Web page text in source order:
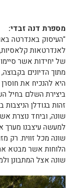
מספרת דנה זבדי:
"העיסוק באנדרטה
לאנדרטאות
של יחידות אשר
מתוך הדיונים
היא להנכיח את
ביצירת השלם בחיל
זהות בגודלן
שונה, וביחד נוצרת
למעשה עיצבנו מערך
שונה מכל זווית. רק
הלוחות אשר מבטא את
שונה אצל המתבונן